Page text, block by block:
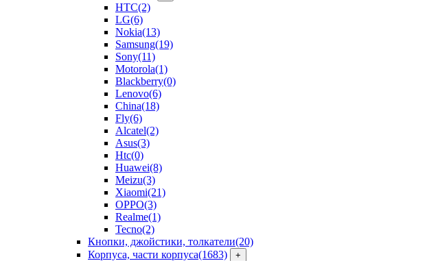
HTC(2)
LG(6)
Nokia(13)
Samsung(19)
Sony(11)
Motorola(1)
Blackberry(0)
Lenovo(6)
China(18)
Fly(6)
Alcatel(2)
Asus(3)
Htc(0)
Huawei(8)
Meizu(3)
Xiaomi(21)
OPPO(3)
Realme(1)
Tecno(2)
Кнопки, джойстики, толкатели(20)
Корпуса, части корпуса(1683) +